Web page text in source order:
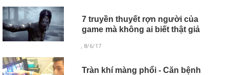
7 truyền thuyết rợn người của
game mà không ai biết thật giả
, 8/6/17
Tràn khí màng phổi - Căn bệnh